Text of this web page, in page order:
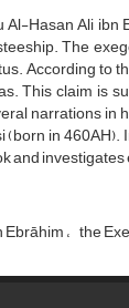
Al-Hasan Ali ibn
The
According to
This claim is
narrations in
(born in
and
Ebrāhim the